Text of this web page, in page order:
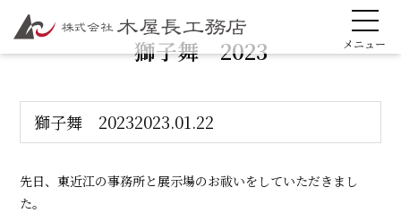
獅子舞 2023
獅子舞 20232023.01.22
先日、東近江の事務所と展示場のお祓いをしていただきまし
た。